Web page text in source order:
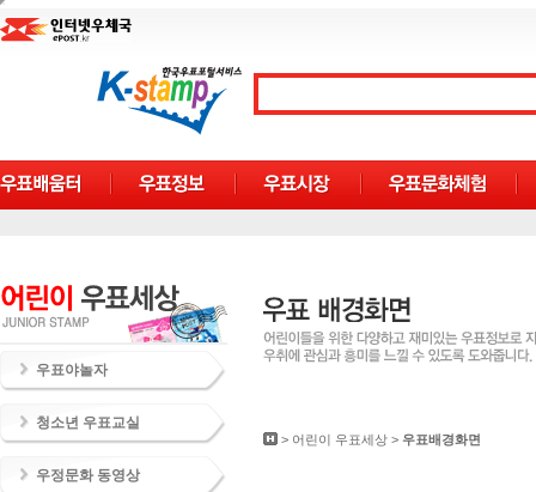
우표야놀자
청소년 우표교실
우정문화 동영상
> 어린이 우표세상 > 우표배경화면